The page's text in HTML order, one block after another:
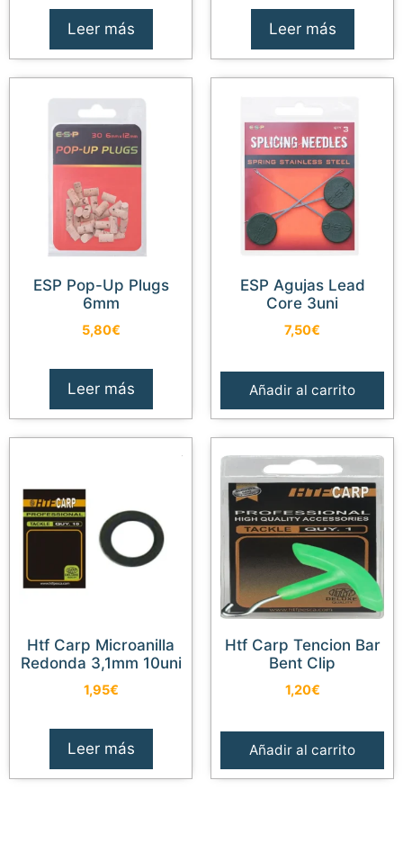
Leer más Leer más
ESP Pop-Up Plugs
6mm
5,80€
Leer más
ESP Agujas Lead
Core 3uni
7,50€
Añadir al carrito
Htf Carp Microanilla
Redonda 3,1mm 10uni
1,95€
Leer más
Htf Carp Tencion Bar
Bent Clip
1,20€
Añadir al carrito